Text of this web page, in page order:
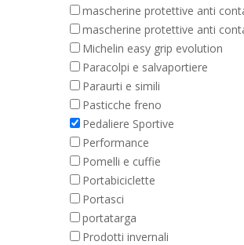
mascherine protettive anti
mascherine protettive anti
Michelin easy grip evolution
Paracolpi e salvaportiere
Paraurti e simili
Pasticche freno
Pedaliere Sportive
Performance
Pomelli e cuffie
Portabiciclette
Portasci
portatarga
Prodotti invernali